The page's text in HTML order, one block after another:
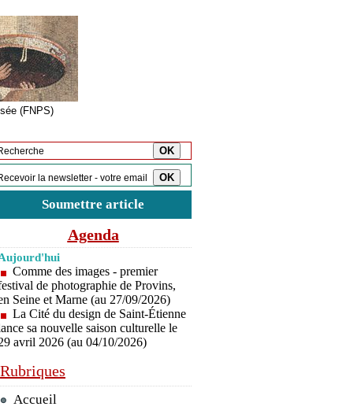
(FNPS)
Soumettre article
Agenda
Comme des images - premier
de photographie de Provins,
Seine et Marne (au 27/09/2026)
La Cité du design de Saint-Étienne
sa nouvelle saison culturelle le
avril 2026 (au 04/10/2026)
Rubriques
Accueil